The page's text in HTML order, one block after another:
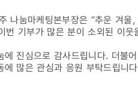
나눔마케팅본부장은 “추운 겨
번 기부가 많은 분이 소외된 이
에 진심으로 감사드립니다. 더불
에 많은 관심과 응원 부탁드립니